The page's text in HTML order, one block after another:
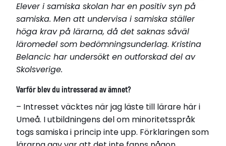
Kristina Belancic
Född 1981
Elever i samiska skolan har en positiv syn på
samiska. Men att undervisa i samiska ställer
höga krav på lärarna, då det saknas såväl
läromedel som bedömningsunderlag. Kristina
Belancic har undersökt en outforskad del av
Skolsverige.
Varför blev du intresserad av ämnet?
– Intresset väcktes när jag läste till lärare här i
Umeå. I utbildningens del om minoritetsspråk
togs samiska i princip inte upp. Förklaringen som